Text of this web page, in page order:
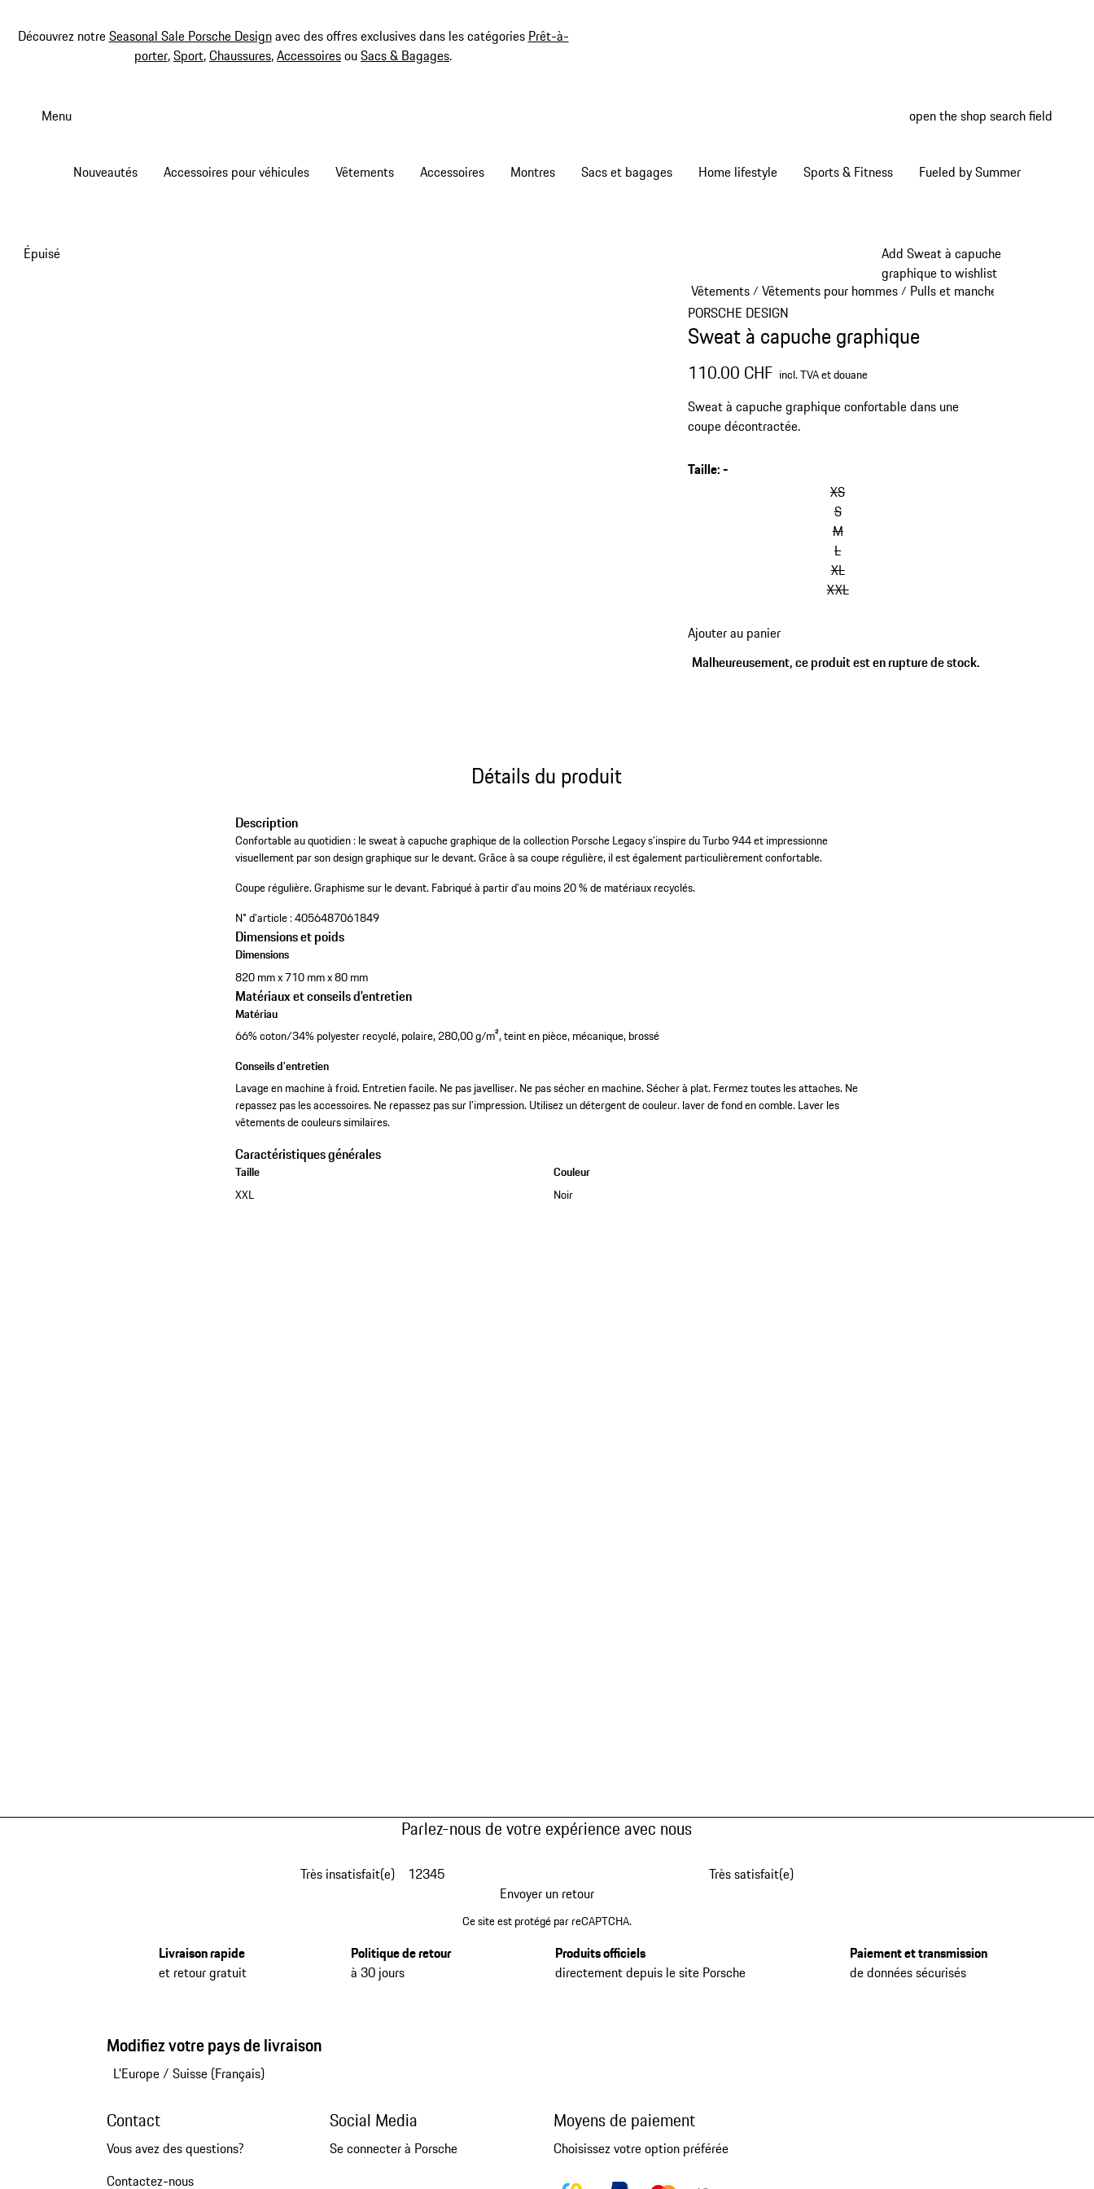
Découvrez notreSeasonal Sale Porsche Designavec des offres exclusives dans les catégories Prêt-à-
porter,Sport,Chaussures,AccessoiresouSacs & Bagages.
Menu open the shop search field
Nouveautés Accessoires pour véhicules Vêtements Accessoires Montres Sacs et bagages Home lifestyle Sports & Fitness Fueled by Summer
Add Sweat à capuche
graphique to wishlist
Épuisé
Vêtements/ Vêtements pour hommes/ Pulls et manches longues
PORSCHE DESIGN
Sweat à capuche graphique
110.00 CHF incl. TVA et douane
Sweat à capuche graphique confortable dans une
coupe décontractée.
Taille:-
XS
S
M
L
XL
XXL
Ajouter au panier
Malheureusement, ce produit est en rupture de stock.
Détails du produit
Description
Confortable au quotidien : le sweat à capuche graphique de la collection Porsche Legacy s'inspire du Turbo 944 et impressionne
visuellement par son design graphique sur le devant. Grâce à sa coupe régulière, il est également particulièrement confortable.
Coupe régulière.Graphisme sur le devant.Fabriqué à partir d'au moins 20 % de matériaux recyclés.
N° d'article :4056487061849
Dimensions et poids
Dimensions
820 mm x 710 mm x 80 mm
Matériaux et conseils d'entretien
Matériau
66% coton/34% polyester recyclé, polaire, 280,00 g/m², teint en pièce, mécanique, brossé
Conseils d'entretien
Lavage en machine à froid. Entretien facile. Ne pas javelliser. Ne pas sécher en machine. Sécher à plat. Fermez toutes les attaches. Ne
repassez pas les accessoires. Ne repassez pas sur l’impression. Utilisez un détergent de couleur. laver de fond en comble. Laver les
vêtements de couleurs similaires.
Caractéristiques générales
Taille
XXL
Couleur
Noir
Parlez-nous de votre expérience avec nous
Très insatisfait(e) 12345
Très satisfait(e)
Envoyer un retour
Ce site est protégé par reCAPTCHA.
Livraison rapide
et retour gratuit
Politique de retour
à 30 jours
Produits officiels
directement depuis le site Porsche
Paiement et transmission
de données sécurisés
Modifiez votre pays de livraison
L'Europe/ Suisse (Français)
Contact
Vous avez des questions?
Contactez-nous
Social Media
Se connecter à Porsche
Moyens de paiement
Choisissez votre option préférée